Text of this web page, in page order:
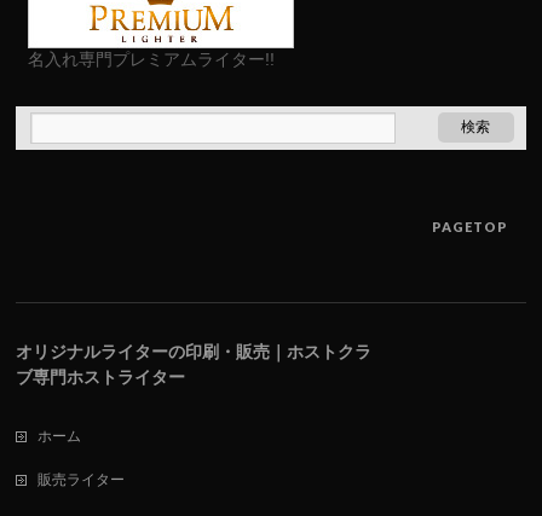
名入れ専門プレミアムライター!!
PAGETOP
オリジナルライターの印刷・販売｜ホストクラ
ブ専門ホストライター
ホーム
販売ライター